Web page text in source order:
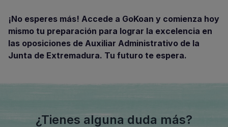
¡No esperes más! Accede a GoKoan y comienza hoy
mismo tu preparación para lograr la excelencia en
las oposiciones de Auxiliar Administrativo de la
Junta de Extremadura. Tu futuro te espera.
¿Tienes alguna duda más?